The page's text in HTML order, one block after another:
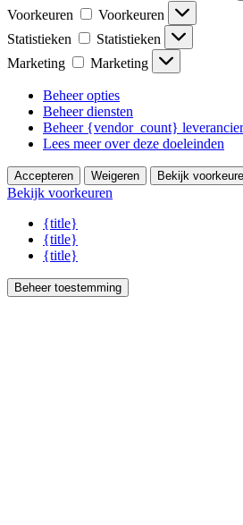
Voorkeuren
Voorkeuren
Statistieken
Statistieken
Marketing
Marketing
Beheer opties
Beheer diensten
Beheer {vendor_count}
Lees meer over deze doeleinden
Accepteren Weigeren Bekijk
Bekijk voorkeuren
{title}
{title}
{title}
Beheer toestemming